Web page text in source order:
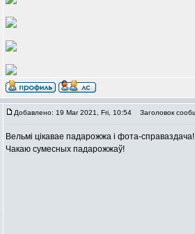
Добавлено: 19 Mar 2021, Fri, 10:54 Заголовок
Вельмі цікавае падарожжа і фота-
Чакаю сумесных падарожжаў!